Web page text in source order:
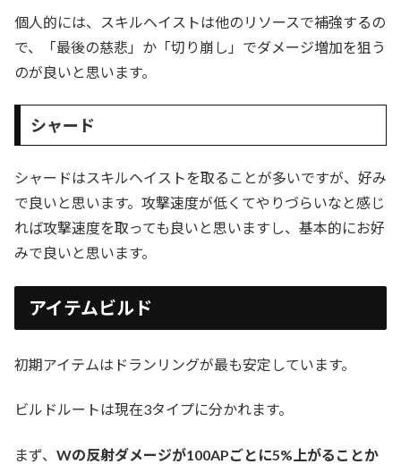
個人的には、スキルヘイストは他のリソースで補強するの
で、「最後の慈悲」か「切り崩し」でダメージ増加を狙う
のが良いと思います。
シャード
シャードはスキルヘイストを取ることが多いですが、好み
で良いと思います。攻撃速度が低くてやりづらいなと感じ
れば攻撃速度を取っても良いと思いますし、基本的にお好
みで良いと思います。
アイテムビルド
初期アイテムはドランリングが最も安定しています。
ビルドルートは現在3タイプに分かれます。
まず、 Wの反射ダメージが100APごとに5%上がることか